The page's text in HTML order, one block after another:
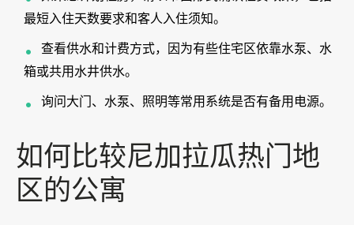
最短入住天数要求和客人入住须知。
查看供水和计费方式，因为有些住宅区依靠水泵、水
箱或共用水井供水。
询问大门、水泵、照明等常用系统是否有备用电源。
如何比较尼加拉瓜热门地
区的公寓